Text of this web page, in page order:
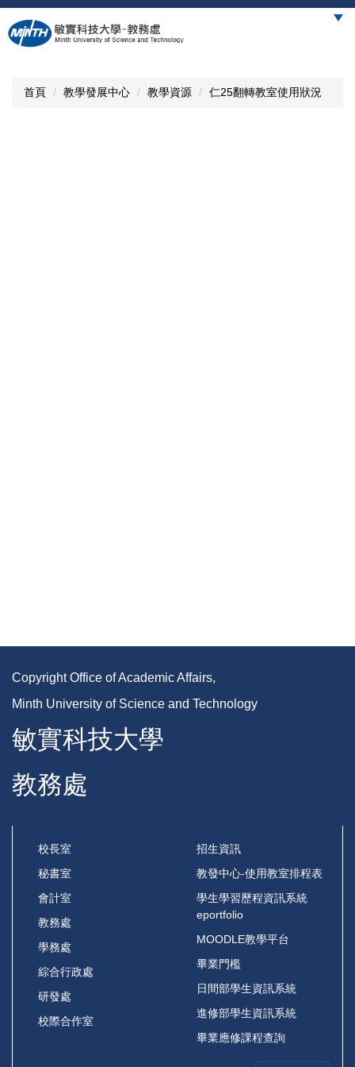
跳
到
主
首頁 教學發展中心 教學資源 仁25翻轉教室使用狀況
Copyright Office of Academic Affairs,
Minth University of Science and Technology
敏實科技大學
教務處
校長室
秘書室
會計室
教務處
學務處
綜合行政處
研發處
校際合作室
招生資訊
教發中心-使用教室排程表
學生學習歷程資訊系統
eportfolio
MOODLE教學平台
畢業門檻
日間部學生資訊系統
進修部學生資訊系統
畢業應修課程查詢